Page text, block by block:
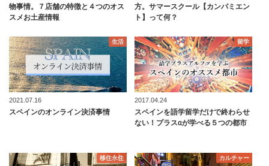
物事情。７店舗の特徴と４つのオス
スメお土産情報
方。サマースクール【カンパミエン
ト】って何？
生活
2021.07.16
スペインのオンライン決済事情
留学
2017.04.24
スペインを語学留学だけで終わらせ
ない！プラスαが学べる５つの都市
移住永住 カルチャー